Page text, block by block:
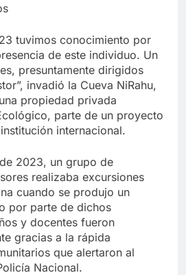
tuvimos conocimiento por
de este individuo. Un
presuntamente dirigidos
invadió la Cueva NiRahu,
propiedad privada
parte de un proyecto
internacional.
2023, un grupo de
realizaba excursiones
cuando se produjo un
por parte de dichos
y docentes fueron
gracias a la rápida
que alertaron al
Nacional.